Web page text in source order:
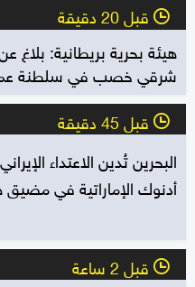
l قبل 20 دقيقة
شرقي خصب في سلطنة
l قبل 45 دقيقة
البحرين تُدين الاعتداء
أدنوك الإماراتية في مضيق
l قبل 2 ساعة